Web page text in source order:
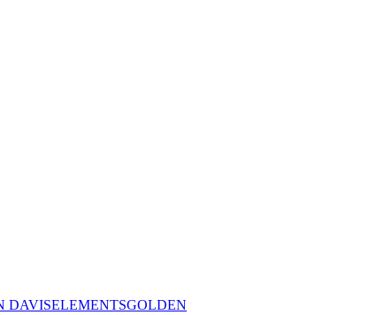
DAVISELEMENTSGOLDEN